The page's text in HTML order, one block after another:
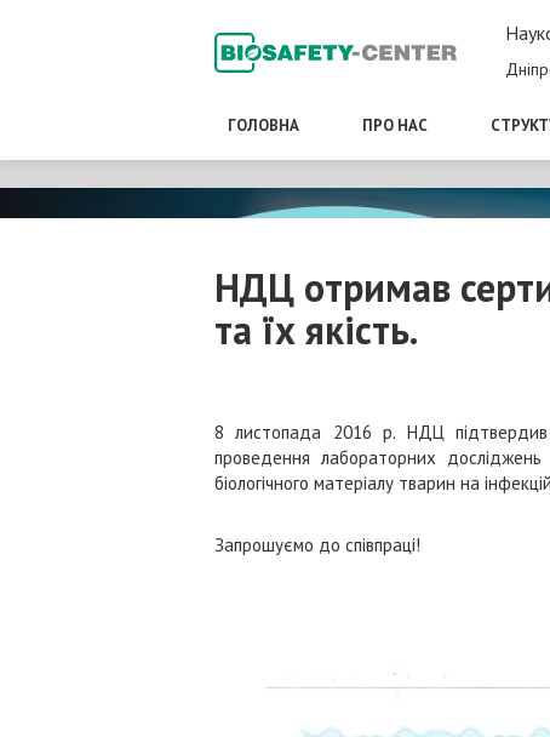
ГОЛОВНА ПРО НАС
НДЦ отримав
та їх якість.
8 листопада 2016 р. НДЦ підтвердив
проведення лабораторних досліджень
біологічного матеріалу тварин на
Запрошуємо до співпраці!